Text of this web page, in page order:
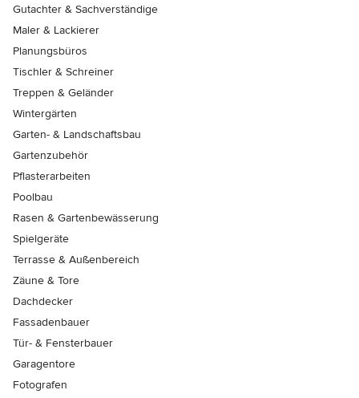
Gutachter & Sachverständige
Maler & Lackierer
Planungsbüros
Tischler & Schreiner
Treppen & Geländer
Wintergärten
Garten- & Landschaftsbau
Gartenzubehör
Pflasterarbeiten
Poolbau
Rasen & Gartenbewässerung
Spielgeräte
Terrasse & Außenbereich
Zäune & Tore
Dachdecker
Fassadenbauer
Tür- & Fensterbauer
Garagentore
Fotografen